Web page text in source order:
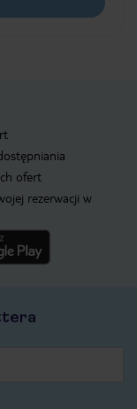
ofert
rezerwacji w